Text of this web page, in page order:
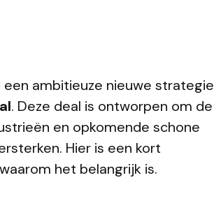
ambitieuze nieuwe strategie
. Deze deal is ontworpen om de
en opkomende schone
Hier is een kort
het belangrijk is.